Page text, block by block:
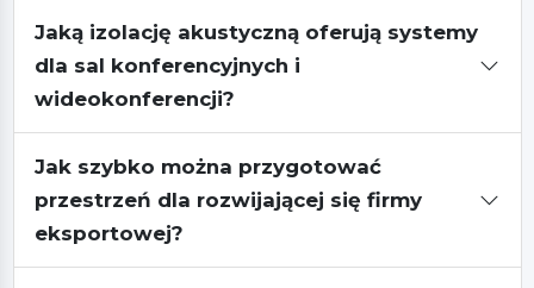
Jaką izolację akustyczną oferują systemy
dla sal konferencyjnych i
wideokonferencji?
Jak szybko można przygotować
przestrzeń dla rozwijającej się firmy
eksportowej?